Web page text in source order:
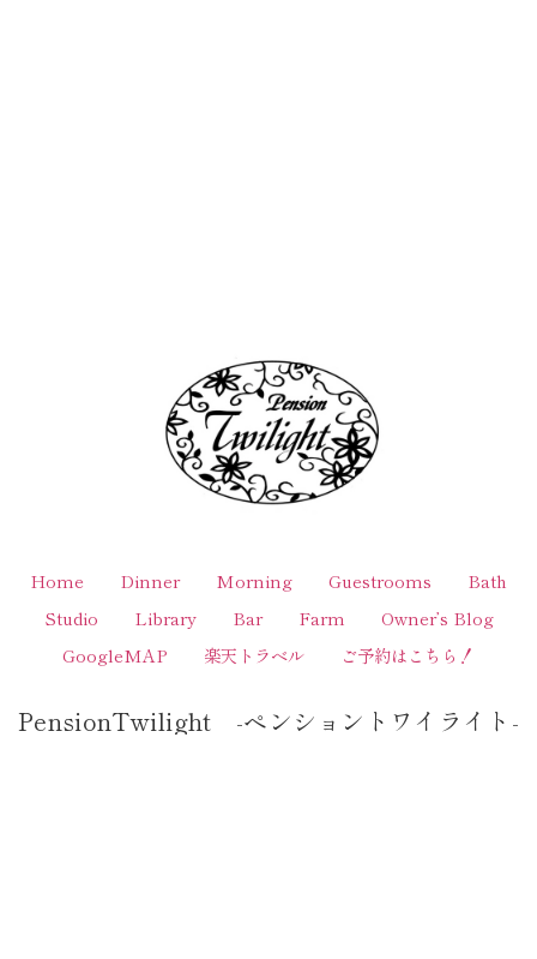
Home Dinner Morning Guestrooms
Bath
Studio
Library Bar Farm
Owner’s Blog
GoogleMAP
楽天トラベル ご予約はこちら！
PensionTwilight -ペンショントワイライト-